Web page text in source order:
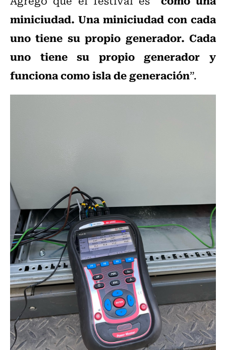
miniciudad. Una miniciudad con cada
uno tiene su propio generador. Cada
uno tiene su propio generador y
funciona como isla de generación”.